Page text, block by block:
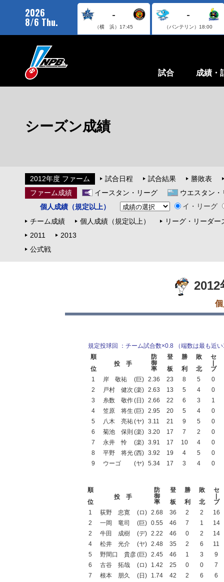
2026
8/6 Thu.
-
（横 浜） 17:45
-
（バンテリン） 18:00
試合 成績・
シーズン成績
2012年度 ファーム 試合日程 試合結果
勝敗表
ファーム成績
イースタン・リーグ
ウエスタン・
個人成績（規定以上）
イ・リーグ
チーム成績
個人成績（規定以上）
リーグ・リーダー
2011
2013
公式戦
規定投球回 ：チーム試合数×0.8 （端数は最も近
順
位
投 手
防
御
率
登
板
勝
利
敗
北
セ
ブ
1
岸 敬祐 (巨) 2.36 23 8 5
0
2
戸村 健次 (楽) 2.63 13 5 4
0
3
糸数 敬作(日) 2.66 22 6 3
1
4
笠原 将生 (巨) 2.95 20 5 4
0
5
八木 亮祐(ヤ) 3.11 21 9 5
0
6
菊池 保則 (楽) 3.20 17 7 2
0
7
永井 怜 (楽) 3.91 17 10 4
0
8
平野 将光(西) 3.92 19 4 5
0
9
ウーゴ (ヤ) 5.34 17 3 4 0
順
位
投 手
防
御
率
登
板
勝
利
敗
北
セ
ブ
1
荻野 忠寛 (ロ) 2.68 36 2 2
16
2
一岡 竜司 (巨) 0.55 46 7 1
14
2
牛田 成樹 (デ) 2.22 46 0 2
14
4
松井 光介 (ヤ) 2.48 35 2 6
11
5
野間口 貴彦(巨) 2.45 46 1 3
9
6
古谷 拓哉 (ロ) 1.42 25 0 0
7
7
根本 朋久 (日) 1.74 42 2 6
6